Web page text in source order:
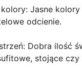
Jasne
odcienie.
Dobra ilość
stojące czy